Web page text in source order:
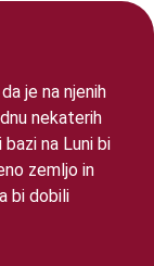
je na njenih
nekaterih
na Luni bi
zemljo in
bi dobili